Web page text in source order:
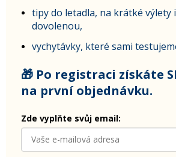
tipy do letadla, na krátké výlety
dovolenou,
vychytávky, které sami
🎁 Po registraci získáte
na první objednávku.
Zde vyplňte svůj email: